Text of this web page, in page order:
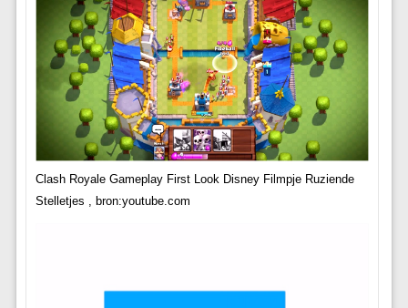
Clash Royale Gameplay First Look Disney Filmpje Ruziende
Stelletjes , bron:youtube.com